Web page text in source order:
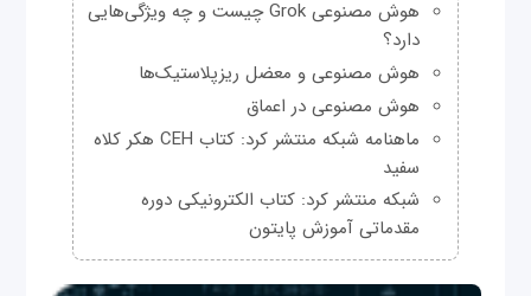
هوش مصنوعی Grok چیست و چه ویژگی‌هایی
دارد؟
هوش مصنوعی و معضل ریزپلاستیک‌ها
هوش مصنوعی در اعماق
ماهنامه شبکه منتشر کرد: کتاب CEH هکر کلاه
سفید
شبکه منتشر کرد: کتاب الکترونیکی دوره
مقدماتی آموزش پایتون